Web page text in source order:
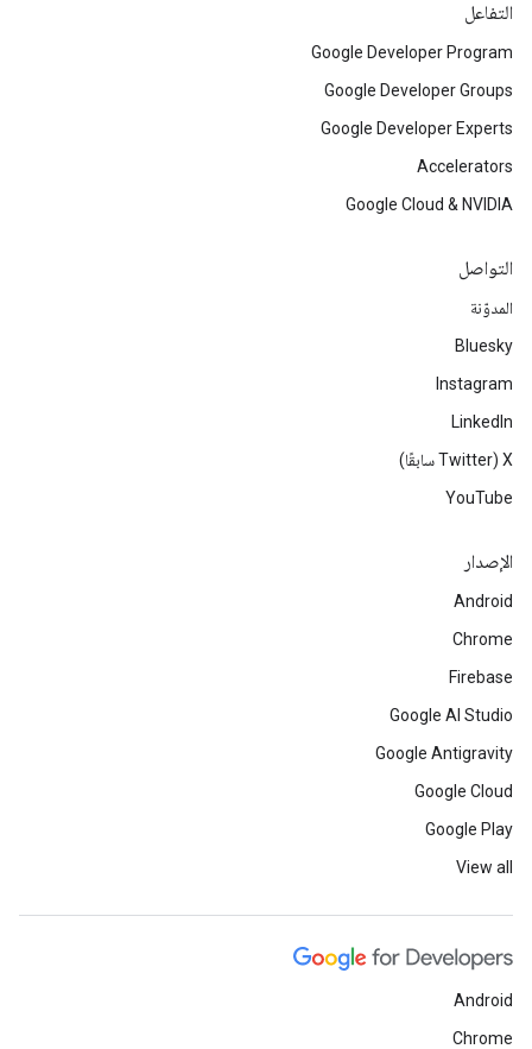
التفاعل
Google Developer Program
Google Developer Groups
Google Developer Experts
Accelerators
Google Cloud & NVIDIA
التواصل
المدوّنة
Bluesky
Instagram
LinkedIn
‫X ‏(Twitter سابقًا)
YouTube
الإصدار
Android
Chrome
Firebase
Google AI Studio
Google Antigravity
Google Cloud
Google Play
View all
Android
Chrome